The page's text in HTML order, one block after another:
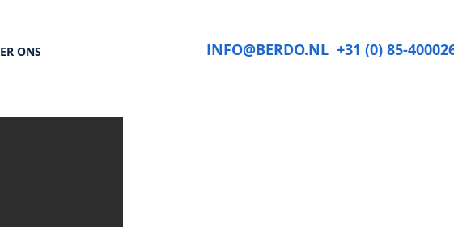
ONS INFO@BERDO.NL +31 (0) 85-